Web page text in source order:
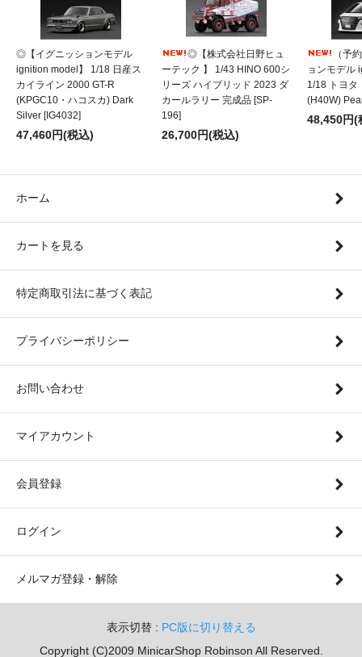
◎【イグニッションモデル
ignition model】 1/18 日産ス
カイライン 2000 GT-R
(KPGC10・ハコスカ) Dark
Silver [IG4032]
47,460円(税込)
◎【株式会社日野ヒュ
ーテック 】 1/43 HINO 600シ
リーズ ハイブリッド 2023 ダ
カールラリー 完成品 [SP-
196]
26,700円(税込)
（予
ョンモデル
1/18 トヨ
(H40W)
48,450円(
ホーム
カートを見る
特定商取引法に基づく表記
プライバシーポリシー
お問い合わせ
マイアカウント
会員登録
ログイン
メルマガ登録・解除
表示切替 : PC版に切り替える
Copyright (C)2009 MinicarShop Robinson All Reserved.